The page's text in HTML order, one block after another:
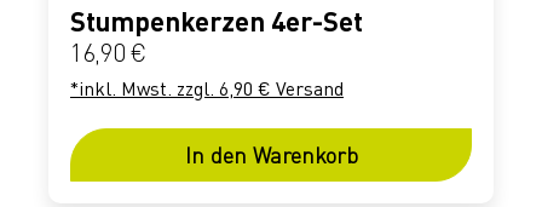
Stumpenkerzen 4er-Set
Regulärer Preis:
16,90 €
*inkl. Mwst. zzgl. 6,90 € Versand
In den Warenkorb